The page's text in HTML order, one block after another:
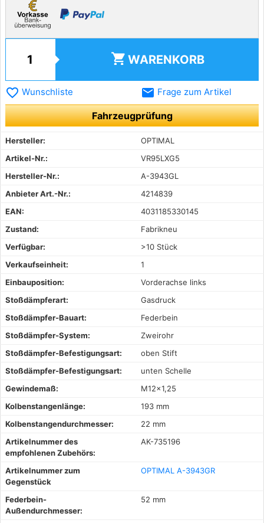
shopping_cart WARENKORB
favorite_border Wunschliste email Frage zum Artikel
Fahrzeugprüfung
Hersteller:
OPTIMAL
Artikel-Nr.:
VR95LXG5
Hersteller-Nr.:
A-3943GL
Anbieter Art.-Nr.:
4214839
EAN:
4031185330145
Zustand:
Fabrikneu
Verfügbar:
>10 Stück
Verkaufseinheit:
1
Einbauposition:
Vorderachse links
Stoßdämpferart:
Gasdruck
Stoßdämpfer-Bauart:
Federbein
Stoßdämpfer-System:
Zweirohr
Stoßdämpfer-Befestigungsart:
oben Stift
Stoßdämpfer-Befestigungsart:
unten Schelle
Gewindemaß:
M12x1,25
Kolbenstangenlänge:
193 mm
Kolbenstangendurchmesser:
22 mm
Artikelnummer des
empfohlenen Zubehörs:
AK-735196
Artikelnummer zum
Gegenstück
OPTIMAL A-3943GR
Federbein-
Außendurchmesser:
52 mm